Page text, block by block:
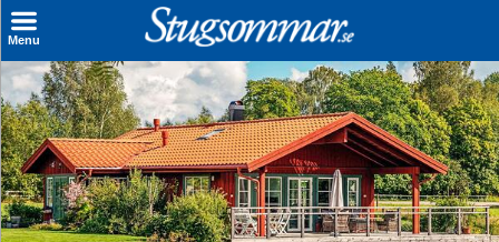
Menu
Sök stuga
Sista Minuten
Genvägar
Inspiration